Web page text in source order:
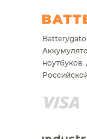
ноутбуков.